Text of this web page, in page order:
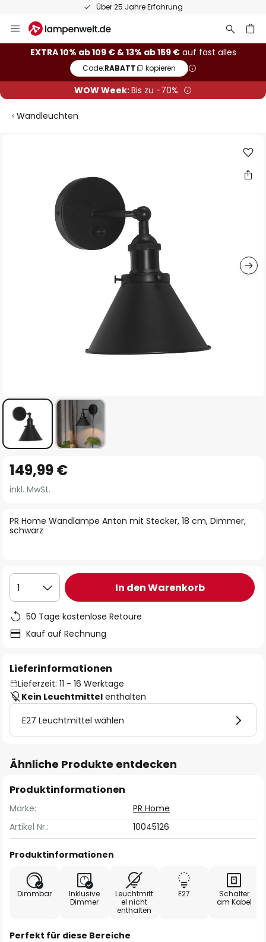
Über 25 Jahre Erfahrung
Inhalt
springen
EXTRA 10% ab 109 € & 13% ab 159 €auf fast alles
Code:RABATT kopieren
WOW Week:Bis zu -70%
Wandleuchten
Anfang
der
springen
PR Home Wandlampe Anton mit Stecker, 18 cm, Dimmer,
schwarz
149,99 €
inkl. MwSt.
1 In den Warenkorb
50 Tage kostenlose Retoure
Kauf auf Rechnung
Lieferinformationen
Lieferzeit: 11 - 16 Werktage
Kein Leuchtmittel enthalten
E27 Leuchtmittel wählen
Ähnliche Produkte entdecken
Produktinformationen
Marke:
PR Home
Artikel Nr.:
10045126
Produktinformationen
Dimmbar
Inklusive
Dimmer
Leuchtmitt
el nicht
enthalten
E27
Schalter
am Kabel
Perfekt für diese Bereiche